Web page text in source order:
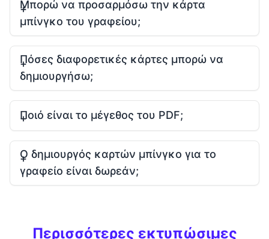
Μπορώ να προσαρμόσω την κάρτα
μπίνγκο του γραφείου;
Πόσες διαφορετικές κάρτες μπορώ να
δημιουργήσω;
Ποιό είναι το μέγεθος του PDF;
Ο δημιουργός καρτών μπίνγκο για το
γραφείο είναι δωρεάν;
Περισσότερες εκτυπώσιμες